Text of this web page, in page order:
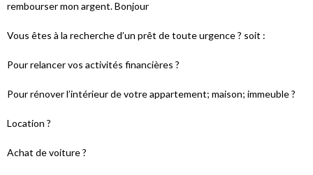
rembourser mon argent. Bonjour
Vous êtes à la recherche d’un prêt de toute urgence ? soit :
Pour relancer vos activités financières ?
Pour rénover l’intérieur de votre appartement; maison; immeuble ?
Location ?
Achat de voiture ?